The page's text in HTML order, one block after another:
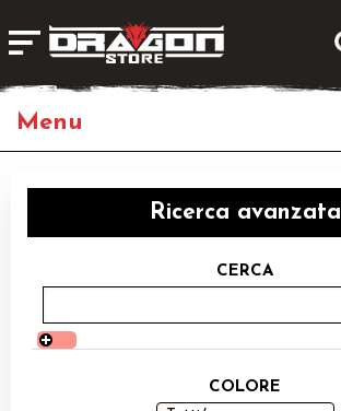
Giochi da Tavolo
Giochi di Ruolo
Librigame
Ricerca avanzata
CERCA
COLORE